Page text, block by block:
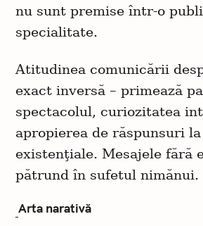
nu sunt premise într-o
specialitate.
Atitudinea comunicării
exact inversă – primează
spectacolul, curiozitatea
apropierea de răspunsuri
existenţiale. Mesajele fără
pătrund în sufetul nimănui.
Arta narativă